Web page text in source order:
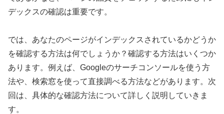
デックスの確認は重要です。
では、あなたのページがインデックスされているかどうか
を確認する方法は何でしょうか？確認する方法はいくつか
あります。例えば、Googleのサーチコンソールを使う方
法や、検索窓を使って直接調べる方法などがあります。次
回は、具体的な確認方法について詳しく説明していきま
す。